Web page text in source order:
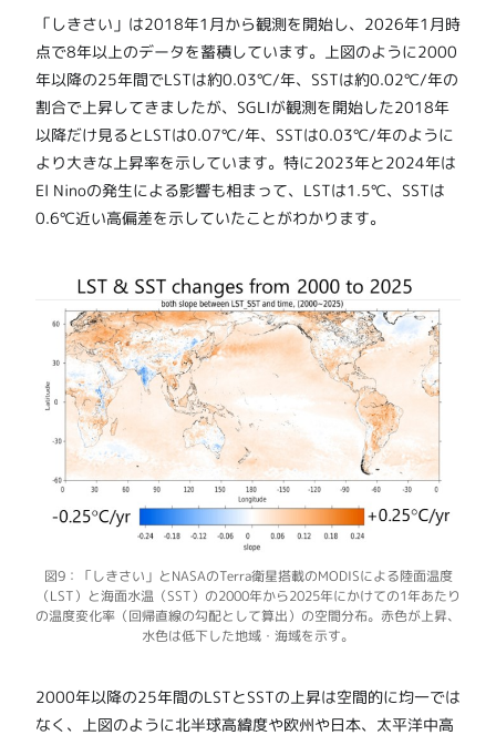
「しきさい」は2018年1月から観測を開始し、2026年1月時
点で8年以上のデータを蓄積しています。上図のように2000
年以降の25年間でLSTは約0.03℃/年、SSTは約0.02℃/年の
割合で上昇してきましたが、SGLIが観測を開始した2018年
以降だけ見るとLSTは0.07℃/年、SSTは0.03℃/年のように
より大きな上昇率を示しています。特に2023年と2024年は
El Ninoの発生による影響も相まって、LSTは1.5℃、SSTは
0.6℃近い高偏差を示していたことがわかります。
図9：「しきさい」とNASAのTerra衛星搭載のMODISによる陸面温度
（LST）と海面水温（SST）の2000年から2025年にかけての1年あたり
の温度変化率（回帰直線の勾配として算出）の空間分布。赤色が上昇、
水色は低下した地域・海域を示す。
2000年以降の25年間のLSTとSSTの上昇は空間的に均一では
なく、上図のように北半球高緯度や欧州や日本、太平洋中高